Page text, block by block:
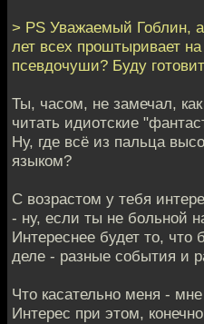
> PS Уважаемый Гоблин,
лет всех проштыривает
псевдочуши? Буду
Ты, часом, не замечал,
читать идиотские
Ну, где всё из пальца
языком?
С возрастом у тебя
- ну, если ты не больной
Интереснее будет то,
деле - разные события и
Что касательно меня -
Интерес при этом,